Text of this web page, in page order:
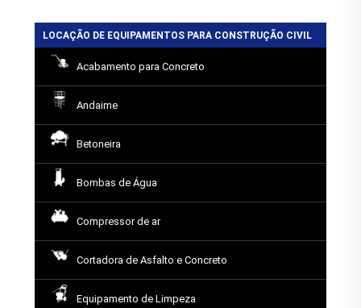
LOCAÇÃO DE EQUIPAMENTOS PARA CONSTRUÇÃO CIVIL
Acabamento para Concreto
Andaime
Betoneira
Bombas de Água
Compressor de ar
Cortadora de Asfalto e Concreto
Equipamento de Limpeza